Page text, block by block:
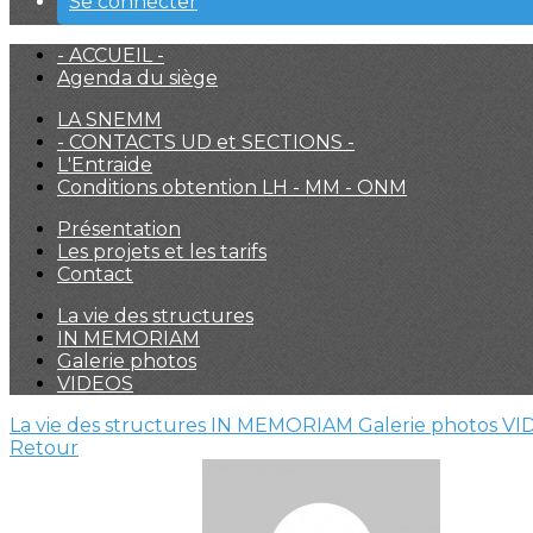
- ACCUEIL -
Agenda du siège
LA SNEMM
- CONTACTS UD et SECTIONS -
L'Entraide
Conditions obtention LH - MM - ONM
Présentation
Les projets et les tarifs
Contact
La vie des structures
IN MEMORIAM
Galerie photos
VIDEOS
La vie des structures IN MEMORIAM Galerie photos
Retour